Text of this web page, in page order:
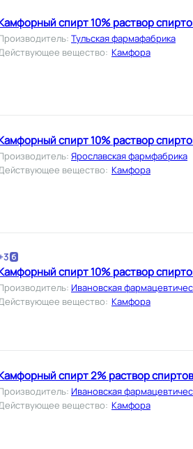
спирт 10% раствор
: Тульская фармафабрика
вещество: Камфора
спирт 10% раствор
: Ярославская фармфабрика
вещество: Камфора
3
спирт 10% раствор
: Ивановская
вещество: Камфора
спирт 2% раствор
: Ивановская
вещество: Камфора